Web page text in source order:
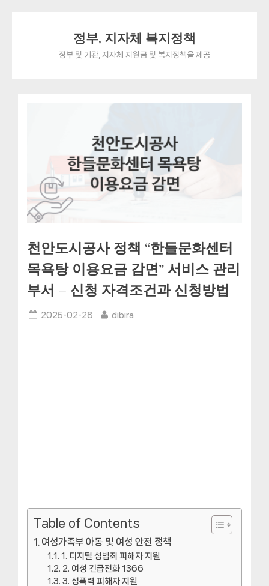
정부, 지자체 복지정책
정부 및 기관, 지자체 지원금 및 복지정책을 제공
천안도시공사 정책 “한들문화센터
목욕탕 이용요금 감면” 서비스 관리
부서 – 신청 자격조건과 신청방법
Posted
2025-02-28 By
dibira
Table of Contents
여성가족부 아동 및 여성 안전 정책
1. 디지털 성범죄 피해자 지원
2. 여성 긴급전화 1366
3. 성폭력 피해자 지원